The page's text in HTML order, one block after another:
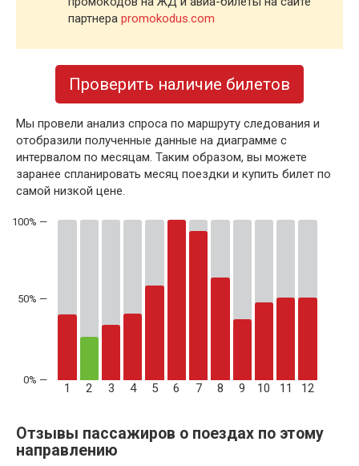
партнера promokodus.com
Проверить наличие билетов
Мы провели анализ спроса по маршруту следования и
отобразили полученные данные на диаграмме с
интервалом по месяцам. Таким образом, вы можете
заранее спланировать месяц поездки и купить билет по
самой низкой цене.
50% —
1 2 3 4 5 6 7 8 9 10 11 12
Отзывы пассажиров о поездах по этому
направлению